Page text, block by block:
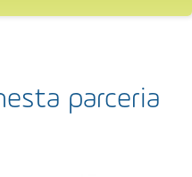
parceria